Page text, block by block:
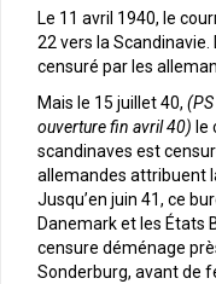
Le 11 avril 1940, le
22 vers la
censuré par les
Mais le 15 juillet 40,
ouverture fin avril 40) le
scandinaves est
allemandes attribuent
Jusqu’en juin 41, ce
Danemark et les États
censure déménage
Sonderburg, avant de